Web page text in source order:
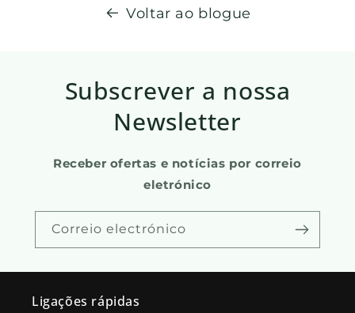
Voltar ao blogue
Subscrever a nossa
Newsletter
Receber ofertas e notícias por correio
eletrónico
Correio electrónico
Ligações rápidas